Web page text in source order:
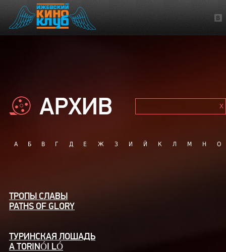
АРХИВ
А Б В Г Д Е Ж З И Й К Л М Н О
ТРОПЫ СЛАВЫ
PATHS OF GLORY
ТУРИНСКАЯ ЛОШАДЬ
A TORINÓI LÓ